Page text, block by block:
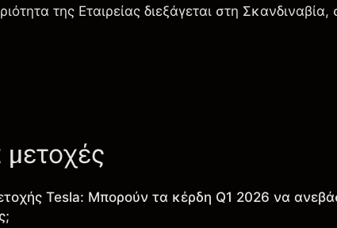
της Εταιρείας διεξάγεται στη Σκανδιναβία,
Tesla: Μπορούν τα κέρδη Q1 2026 να